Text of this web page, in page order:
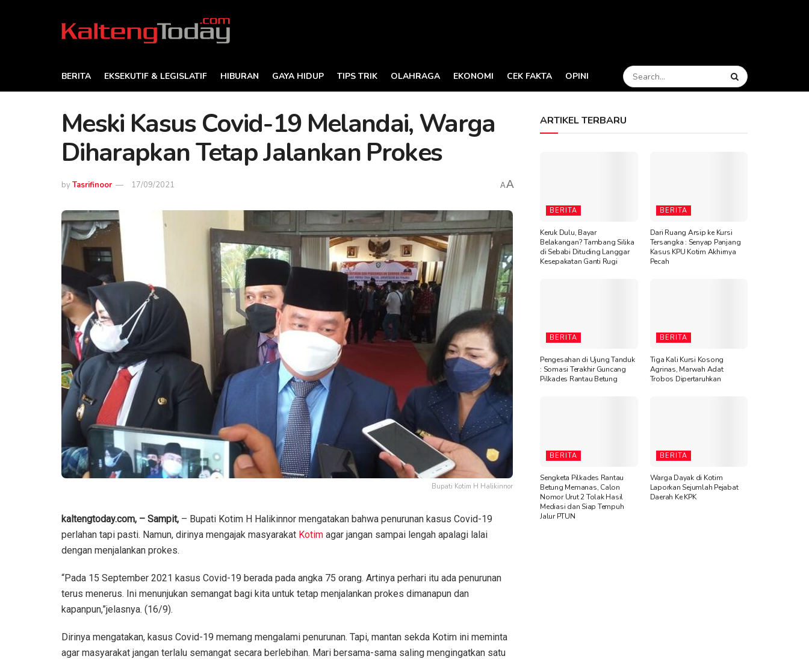
BERITA EKSEKUTIF & LEGISLATIF HIBURAN GAYA HIDUP TIPS TRIK OLAHRAGA EKONOMI CEK FAKTA OPINI
Meski Kasus Covid-19 Melandai, Warga
Diharapkan Tetap Jalankan Prokes
byTasrifinoor 17/09/2021 AA
Bupati Kotim H Halikinnor
kaltengtoday.com, – Sampit, – Bupati Kotim H Halikinnor mengatakan bahwa penurunan kasus Covid-19
perlahan tapi pasti. Namun, dirinya mengajak masyarakat Kotim agar jangan sampai lengah apalagi lalai
dengan menjalankan prokes.
“Pada 15 September 2021 kasus Covid-19 berada pada angka 75 orang. Artinya perhari itu ada penurunan
terus menerus. Ini menunjukan semangat bagi kita untuk tetap menjalankan prokes dimanapun dan
kapanpun,”jelasnya. (16/9).
Dirinya mengatakan, kasus Covid-19 memang mengalami penurunan. Tapi, mantan sekda Kotim ini meminta
agar masyarakat jangan terlalu semangat secara berlebihan. Mari bersama-sama saling mengingatkan satu
ARTIKEL TERBARU
BERITA
Keruk Dulu, Bayar
Belakangan? Tambang Silika
di Sebabi Dituding Langgar
Kesepakatan Ganti Rugi
BERITA
Dari Ruang Arsip ke Kursi
Tersangka : Senyap Panjang
Kasus KPU Kotim Akhirnya
Pecah
BERITA
Pengesahan di Ujung Tanduk
: Somasi Terakhir Guncang
Pilkades Rantau Betung
BERITA
Tiga Kali Kursi Kosong
Agrinas, Marwah Adat
Trobos Dipertaruhkan
BERITA
Sengketa Pilkades Rantau
Betung Memanas, Calon
Nomor Urut 2 Tolak Hasil
Mediasi dan Siap Tempuh
Jalur PTUN
BERITA
Warga Dayak di Kotim
Laporkan Sejumlah Pejabat
Daerah Ke KPK